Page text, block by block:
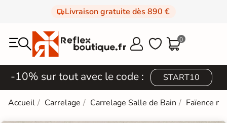
Livraison gratuite dès 890 €
  0
-10% sur tout avec le code : START10
Accueil Carrelage Carrelage Salle de Bain Faïence